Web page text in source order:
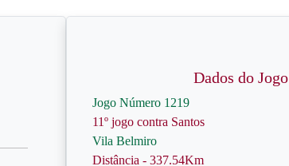
Dados do Jogo
Jogo Número 1219
11º jogo contra Santos
Vila Belmiro
Distância - 337.54Km